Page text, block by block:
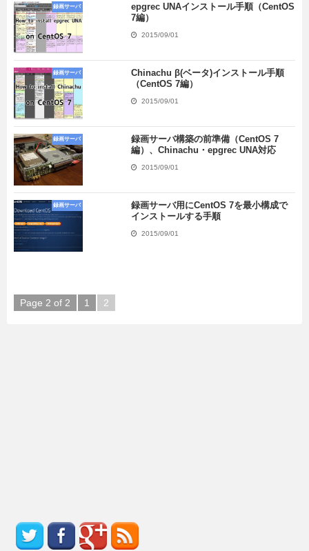
録画サーバ
epgrec UNAインストール手順（CentOS
7編）
2015/09/01
録画サーバ
Chinachu β(ベータ)インストール手順
（CentOS 7編）
2015/09/01
録画サーバ
録画サーバ構築の前準備（CentOS 7
編）、Chinachu・epgrec UNA対応
2015/09/01
録画サーバ
録画サーバ用にCentOS 7を最小構成で
インストールする手順
2015/09/01
Page 2 of 2 1 2